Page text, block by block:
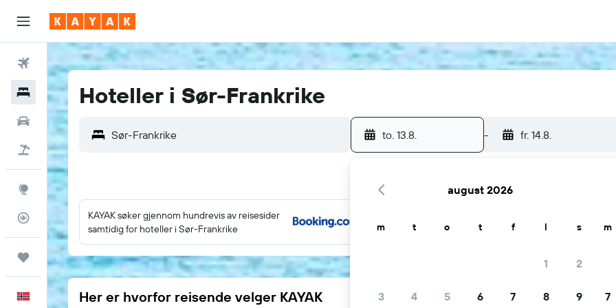
Fly
Hoteller
Leiebiler
Pakkereiser
Utforsk
Reiser
Norsk
Hoteller i Sør-Frankrike
to. 13.8. - fr. 14.8.
KAYAK søker gjennom hundrevis av reisesider
samtidig for hoteller i Sør-Frankrike
Her er hvorfor reisende velger KAYAK
august 2026
m t o t f l s
1 2
3 4 5 6 7 8 9
m
7